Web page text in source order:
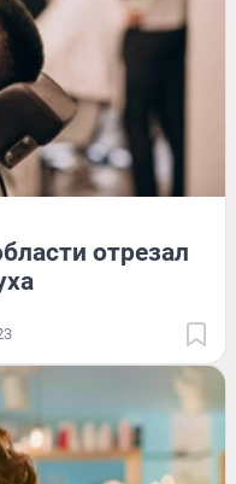
отрезал